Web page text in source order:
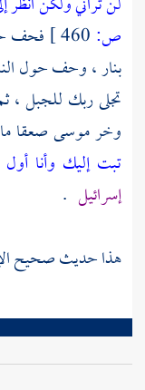
ص:
فحف
بنار ، وحف حول
تجلى ربك للجبل ،
وخرموسىصعقا
تبت إليك وأنا أول
إسرائيل .
هذا حديث صحيح